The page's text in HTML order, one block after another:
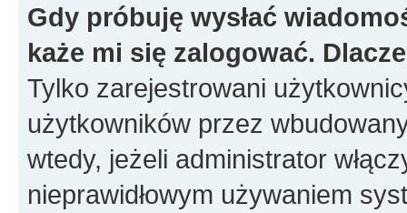
Gdy próbuję wysłać
każe mi się zalogować.
Tylko zarejestrowani
użytkowników przez
wtedy, jeżeli administrator
nieprawidłowym używaniem